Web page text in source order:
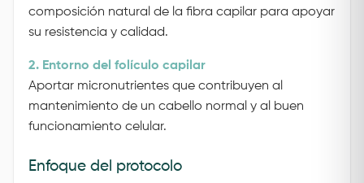
composición natural de la fibra capilar para apoyar
su resistencia y calidad.
2. Entorno del folículo capilar
Aportar micronutrientes que contribuyen al
mantenimiento de un cabello normal y al buen
funcionamiento celular.
Enfoque del protocolo